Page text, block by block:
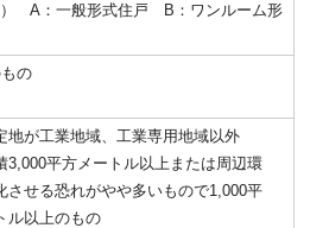
A：一般形式住戸 B：ワンルーム形
の
地が工業地域、工業専用地域以外
3,000平方メートル以上または周辺環
させる恐れがやや多いもので1,000平
ル以上のもの